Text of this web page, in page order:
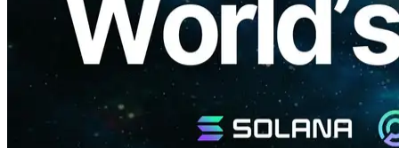
Dedicado Direct Shreds SUPER combina um dedicado
ShredStream endpoint com SUPER EPYC VPS para entregar
desempenho muito além do convencional VPS produtos.
SUPER EPYC VPS é construído em CPUs AMD EPYC com a
velocidade de clock mais rápida do mundo 5,7GHz, oferecendo a
mesma banda de frequência de clock como Metal Ryzen em um
ambiente virtualizado. Em comparação com o convencional VPS,
aproximadamente 3x processamento mais rápido
(2,6ms → 0,9ms)
em medições de velocidade para negociação HFT